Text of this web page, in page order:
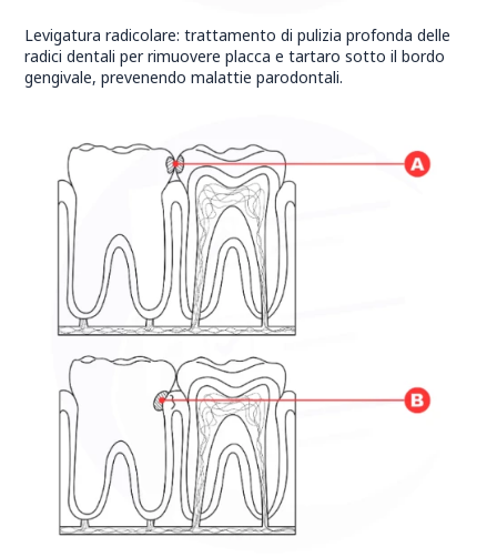
Levigatura radicolare: trattamento di pulizia profonda delle
radici dentali per rimuovere placca e tartaro sotto il bordo
gengivale, prevenendo malattie parodontali.